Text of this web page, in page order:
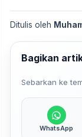
Ditulis oleh
Bagikan
Sebarkan ke
WhatsApp